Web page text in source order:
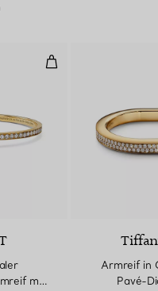
T One schmaler
mit
Armreif in
Pavé-